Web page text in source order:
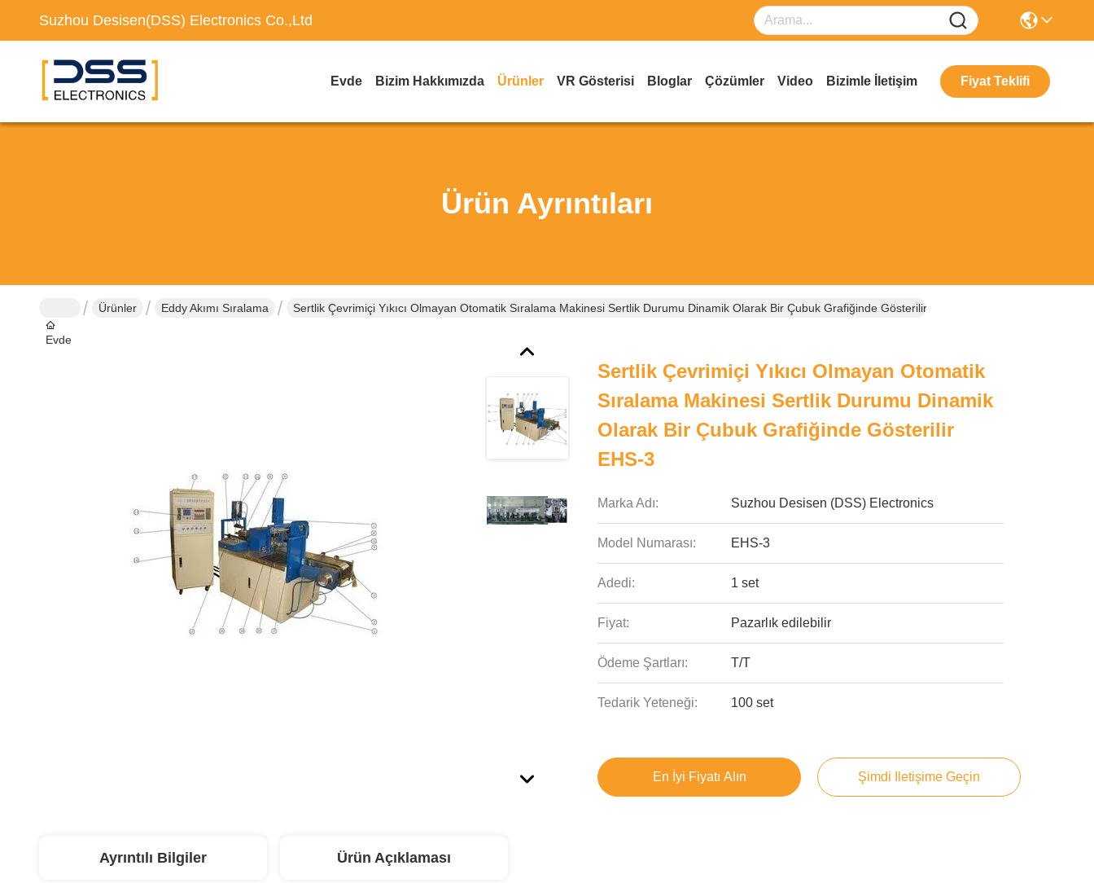
Suzhou Desisen(DSS) Electronics Co.,Ltd
Evde Bizim Hakkımızda Ürünler VR Gösterisi Bloglar Çözümler Video Bizimle İletişim Fiyat Teklifi
Ürün Ayrıntıları
Evde
Ürünler Eddy Akımı Sıralama Sertlik Çevrimiçi Yıkıcı Olmayan Otomatik Sıralama Makinesi Sertlik Durumu Dinamik Olarak Bir Çubuk Grafiğinde Gösterilir EHS-3
Sertlik Çevrimiçi Yıkıcı Olmayan Otomatik
Sıralama Makinesi Sertlik Durumu Dinamik
Olarak Bir Çubuk Grafiğinde Gösterilir
EHS-3
Marka Adı: Suzhou Desisen (DSS) Electronics
Model Numarası: EHS-3
Adedi: 1 set
Fiyat: Pazarlık edilebilir
Ödeme Şartları: T/T
Tedarik Yeteneği: 100 set
En İyi Fiyatı Alın Şimdi Iletişime Geçin
Ayrıntılı Bilgiler Ürün Açıklaması